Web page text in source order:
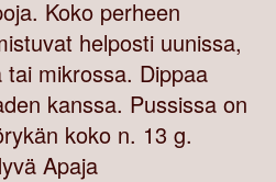
Koko perheen
helposti uunissa,
mikrossa. Dippaa
kanssa. Pussissa on
koko n. 13 g.
Apaja